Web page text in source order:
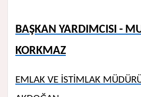
BAŞKAN YARDIMCISI -
KORKMAZ
EMLAK VE İSTİMLAK